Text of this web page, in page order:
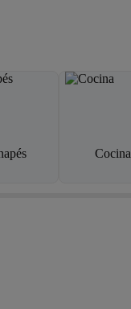
Cocina